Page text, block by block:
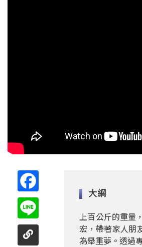
大綱
上百公斤的重量
宏，帶著家人朋
為舉重夢。透過